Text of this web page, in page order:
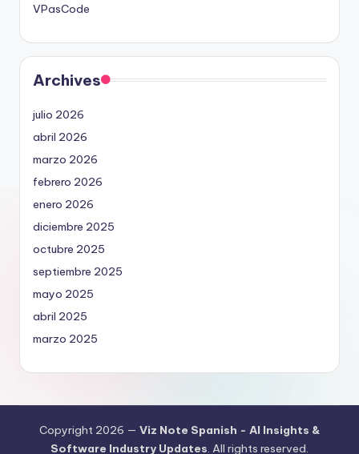
VPasCode
Archives
julio 2026
abril 2026
marzo 2026
febrero 2026
enero 2026
diciembre 2025
octubre 2025
septiembre 2025
mayo 2025
abril 2025
marzo 2025
Copyright 2026 — Viz Note Spanish - AI Insights &
Software Industry Updates. All rights reserved.